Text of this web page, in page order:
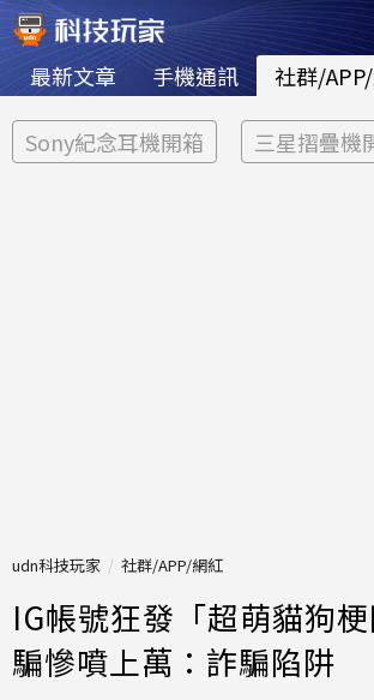
最新文章 手機通訊 社群/
Sony紀念耳機開箱 三星摺疊機
udn科技玩家 社群/APP/網紅
IG帳號狂發「超萌貓狗
騙慘噴上萬：詐騙陷阱